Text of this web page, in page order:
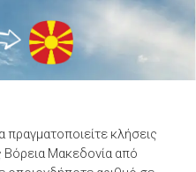
κλήσεις
Βόρεια Μακεδονία από